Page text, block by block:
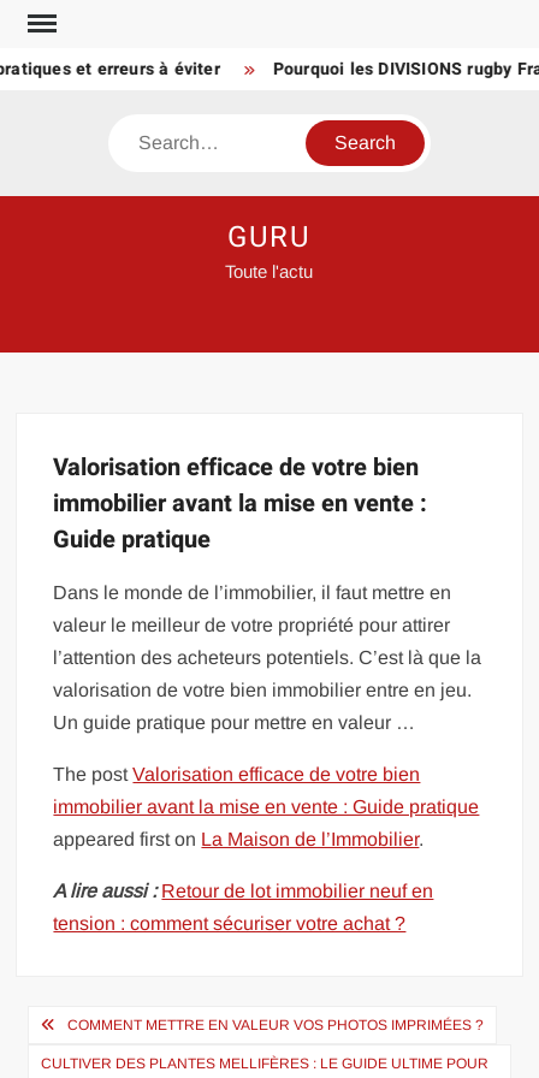
Skip
content
et erreurs à éviter Pourquoi les DIVISIONS rugby
Search
GURU
Toute l'actu
Valorisation efficace de votre bien
immobilier avant la mise en vente :
Guide pratique
Dans le monde de l’immobilier, il faut mettre en
valeur le meilleur de votre propriété pour attirer
l’attention des acheteurs potentiels. C’est là que la
valorisation de votre bien immobilier entre en jeu.
Un guide pratique pour mettre en valeur …
The postValorisation efficace de votre bien
immobilier avant la mise en vente : Guide pratique
appeared first on La Maison de l’Immobilier.
A lire aussi : Retour de lot immobilier neuf en
tension : comment sécuriser votre achat ?
Navigation
de
COMMENT METTRE EN VALEUR VOS PHOTOS IMPRIMÉES ?
CULTIVER DES PLANTES MELLIFÈRES : LE GUIDE ULTIME POUR